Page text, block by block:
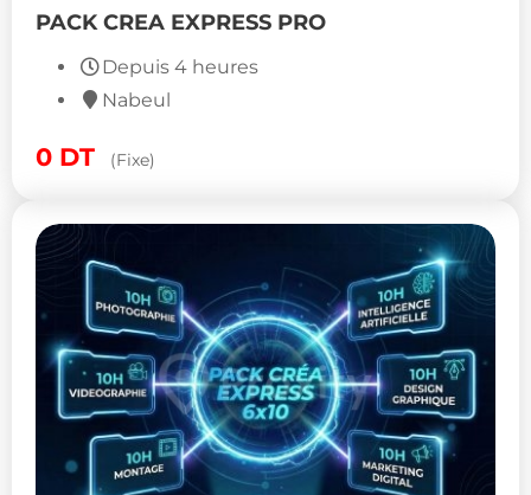
PACK CREA EXPRESS PRO
Depuis 4 heures
Nabeul
0 DT (Fixe)